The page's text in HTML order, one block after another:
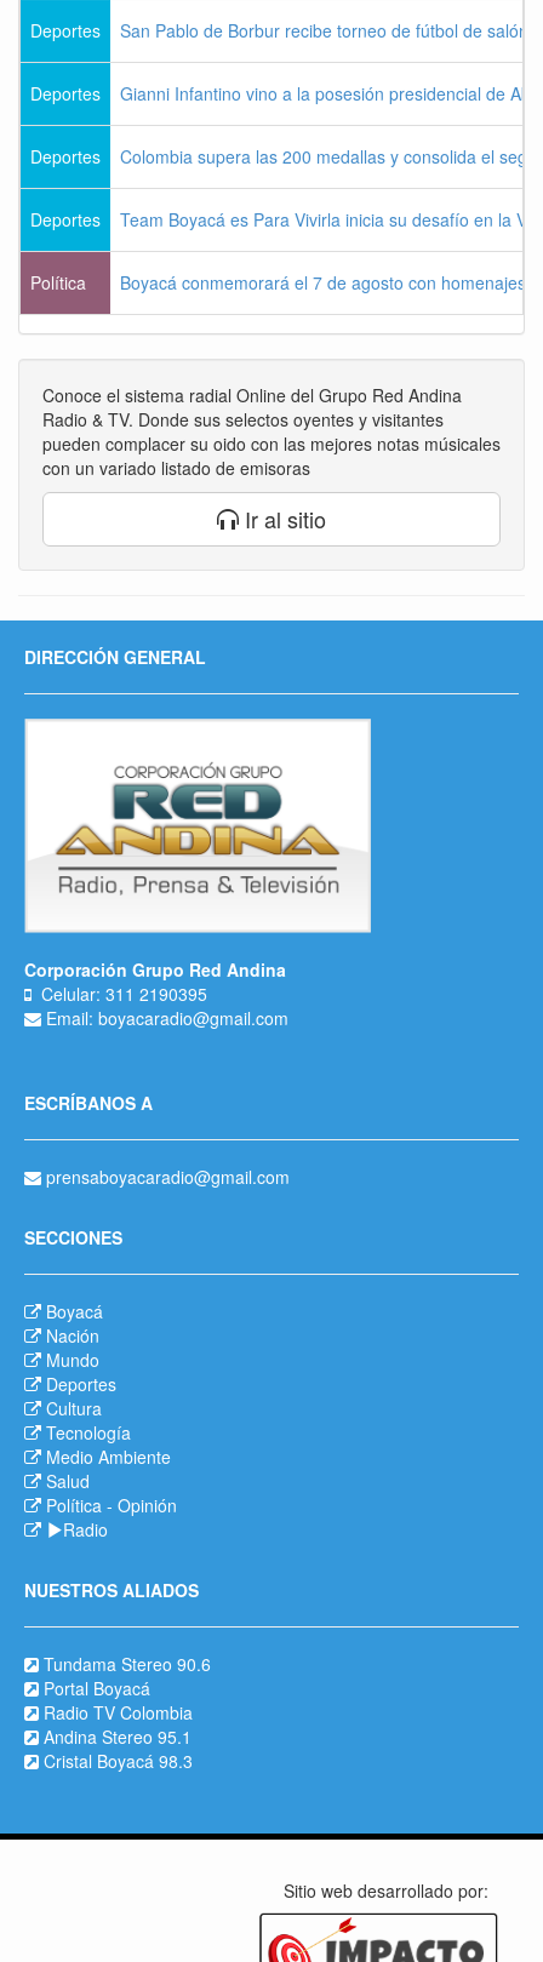
Deportes San Pablo de Borbur recibe torneo de fútbol de salón
Deportes Gianni Infantino vino a la posesión presidencial de
Deportes Colombia supera las 200 medallas y consolida el
Deportes Team Boyacá es Para Vivirla inicia su desafío en la
Política Boyacá conmemorará el 7 de agosto con homenajes
Conoce el sistema radial Online del Grupo Red Andina
Radio & TV. Donde sus selectos oyentes y visitantes
pueden complacer su oido con las mejores notas músicales
con un variado listado de emisoras
Ir al sitio
DIRECCIÓN GENERAL
Corporación Grupo Red Andina
Celular: 311 2190395
Email: boyacaradio@gmail.com
ESCRÍBANOS A
prensaboyacaradio@gmail.com
SECCIONES
Boyacá
Nación
Mundo
Deportes
Cultura
Tecnología
Medio Ambiente
Salud
Política - Opinión
Radio
NUESTROS ALIADOS
Tundama Stereo 90.6
Portal Boyacá
Radio TV Colombia
Andina Stereo 95.1
Cristal Boyacá 98.3
Sitio web desarrollado por: